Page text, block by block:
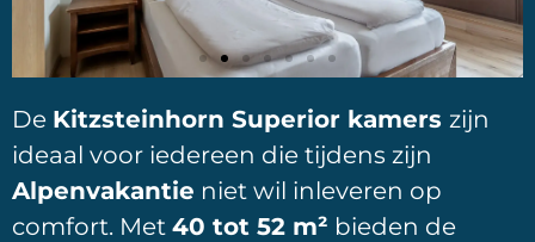
De Kitzsteinhorn Superior kamers zijn
ideaal voor iedereen die tijdens zijn
Alpenvakantie niet wil inleveren op
comfort. Met 40 tot 52 m² bieden de